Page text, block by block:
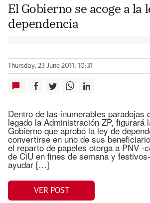
El Gobierno se acoge a la
dependencia
Thursday, 23 June 2011, 10:31
Dentro de las inumerables paradojas
legado la Administración ZP, figurará
Gobierno que aprobó la ley de
convertirse en uno de sus
el reparto de papeles otorga a PNV -
de CiU en fines de semana y
ayudar […]
VER POST